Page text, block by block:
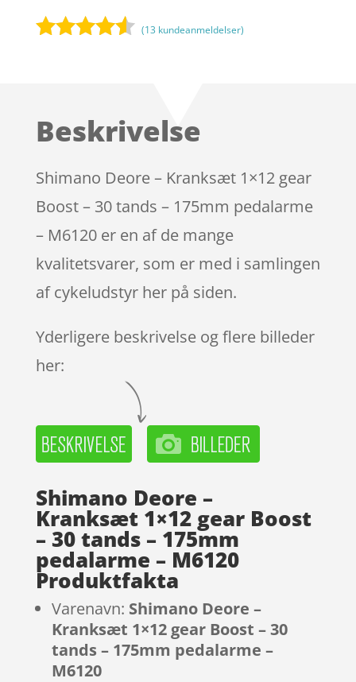
på
mmelser
(13 kundeanmeldelser)
Beskrivelse
Shimano Deore – Kranksæt 1×12 gear
Boost – 30 tands – 175mm pedalarme
– M6120 er en af de mange
kvalitetsvarer, som er med i samlingen
af cykeludstyr her på siden.
Yderligere beskrivelse og flere billeder
her:
Shimano Deore –
Kranksæt 1×12 gear Boost
– 30 tands – 175mm
pedalarme – M6120
Produktfakta
Varenavn: Shimano Deore –
Kranksæt 1×12 gear Boost – 30
tands – 175mm pedalarme –
M6120